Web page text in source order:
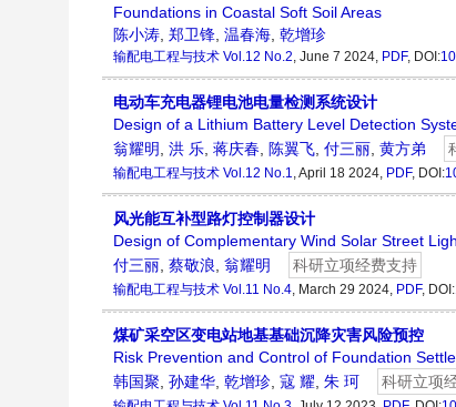
Foundations in Coastal Soft Soil Areas
陈小涛 郑卫锋 温春海 乾增珍
输配电工程与技术 Vol.12 No.2, June 7 2024, PDF, DOI:
电动车充电器锂电池电量检测系统设计
Design of a Lithium Battery Level Detection
翁耀明
洪 乐 蒋庆春 陈翼飞 付三丽 黄方弟
输配电工程与技术 Vol.12 No.1, April 18 2024, PDF, DOI:
风光能互补型路灯控制器设计
Design of Complementary Wind Solar Street
付三丽 蔡敬浪 翁耀明 科研立项经费支持
输配电工程与技术 Vol.11 No.4, March 29 2024, PDF, DOI:
煤矿采空区变电站地基基础沉降灾害风险预控
Risk Prevention and Control of Foundation
韩国聚 孙建华 乾增珍 寇 耀 朱 珂 科研立项